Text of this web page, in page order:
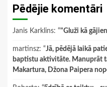
Pēdējie komentāri
Janis Karklins: “"Gluži kā
martinsz: “Jā, pēdējā laikā
baptistu aktivitāte. Manuprāt
Makartura, Džona Paipera